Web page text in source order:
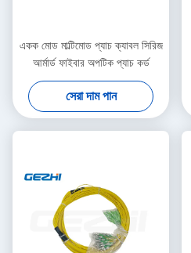
একক মোড মাল্টিমোড প্যাচ ক্যাবল সিরিজ
আর্মার্ড ফাইবার অপটিক প্যাচ কর্ড
সেরা দাম পান